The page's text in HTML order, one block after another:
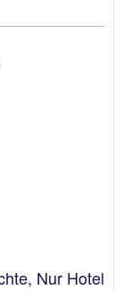
Nur Hotel